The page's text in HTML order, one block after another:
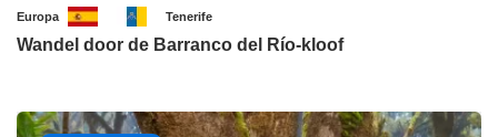
Europa Tenerife
Wandel door de Barranco del Río-kloof